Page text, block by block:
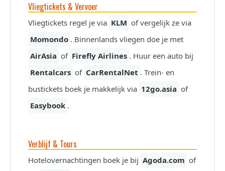
Vliegtickets & Vervoer
Vliegtickets regel je via KLM of vergelijk ze via
Momondo . Binnenlands vliegen doe je met
AirAsia of Firefly Airlines . Huur een auto bij
Rentalcars of CarRentalNet . Trein- en
bustickets boek je makkelijk via 12go.asia of
Easybook .
Verblijf & Tours
Hotelovernachtingen boek je bij Agoda.com of